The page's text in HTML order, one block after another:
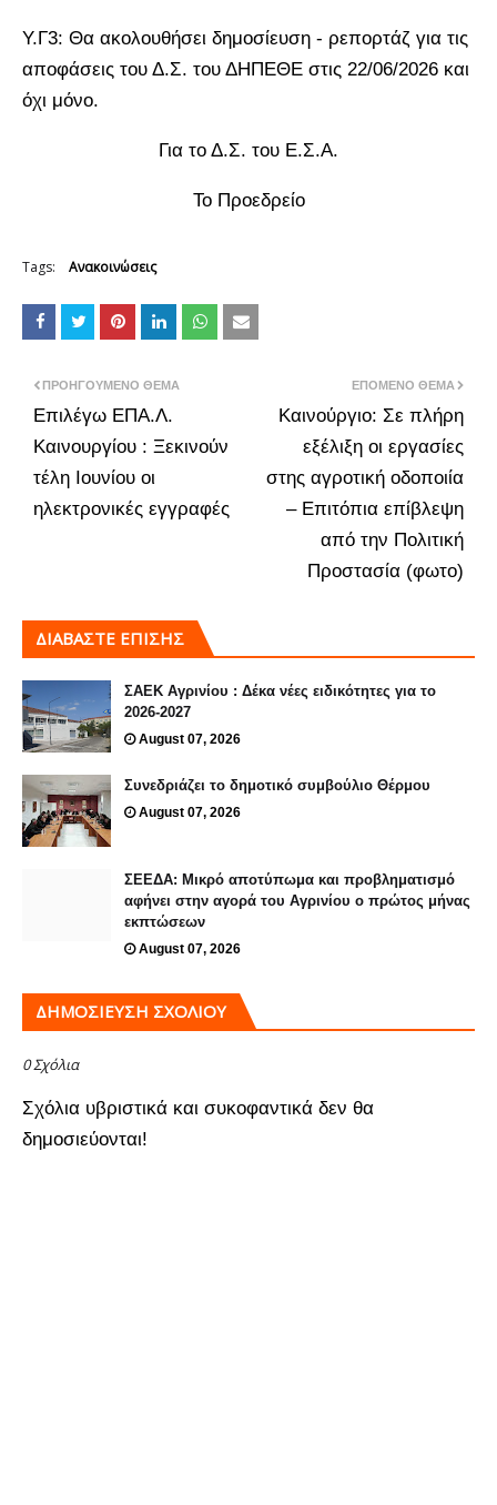
Υ.Γ3: Θα ακολουθήσει δημοσίευση - ρεπορτάζ για τις
αποφάσεις του Δ.Σ. του ΔΗΠΕΘΕ στις 22/06/2026 και
όχι μόνο.
Για το Δ.Σ. του Ε.Σ.Α.
Το Προεδρείο
Tags: Ανακοινώσεις
ΕΠΌΜΕΝΟ ΘΈΜΑ
Καινούργιο: Σε πλήρη
εξέλιξη οι εργασίες
στης αγροτική οδοποιία
– Επιτόπια επίβλεψη
από την Πολιτική
Προστασία (φωτο)
ΠΡΟΗΓΟΎΜΕΝΟ ΘΈΜΑ
Επιλέγω ΕΠΑ.Λ.
Καινουργίου : Ξεκινούν
τέλη Ιουνίου οι
ηλεκτρονικές εγγραφές
ΔΙΑΒΑΣΤΕ ΕΠΙΣΗΣ
ΣΑΕΚ Αγρινίου : Δέκα νέες ειδικότητες για το
2026-2027
August 07, 2026
Συνεδριάζει το δημοτικό συμβούλιο Θέρμου
August 07, 2026
ΣΕΕΔΑ: Μικρό αποτύπωμα και προβληματισμό
αφήνει στην αγορά του Αγρινίου ο πρώτος μήνας
εκπτώσεων
August 07, 2026
ΔΗΜΟΣΊΕΥΣΗ ΣΧΟΛΊΟΥ
0 Σχόλια
Σχόλια υβριστικά και συκοφαντικά δεν θα
δημοσιεύονται!